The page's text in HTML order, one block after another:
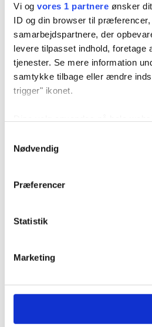
Vi og vores 1 partnere ønsker
ID og din browser til
samarbejdspartnere, der
levere tilpasset indhold, foretage
tjenester. Se mere information
samtykke tilbage eller ændre
trigger" ikonet.
Vi bruger cookies til at tilpasse
andre oplysninger, du har givet
Nødvendig
Præferencer
Statistik
Marketing
Liiteguard
Strømper
Tights
Anodyne
Holdningskorrigerende tøj
Hovedbeskyttelse
Liiteguard
Strømper
Tights
Anodyne
Holdningskorrigerende tøj
støtte.
performance.